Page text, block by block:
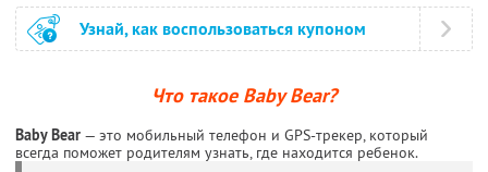
Узнай, как воспользоваться купоном
Что такое Baby Bear?
Baby Bear — это мобильный телефон и GPS-трекер, который
всегда поможет родителям узнать, где находится ребенок.